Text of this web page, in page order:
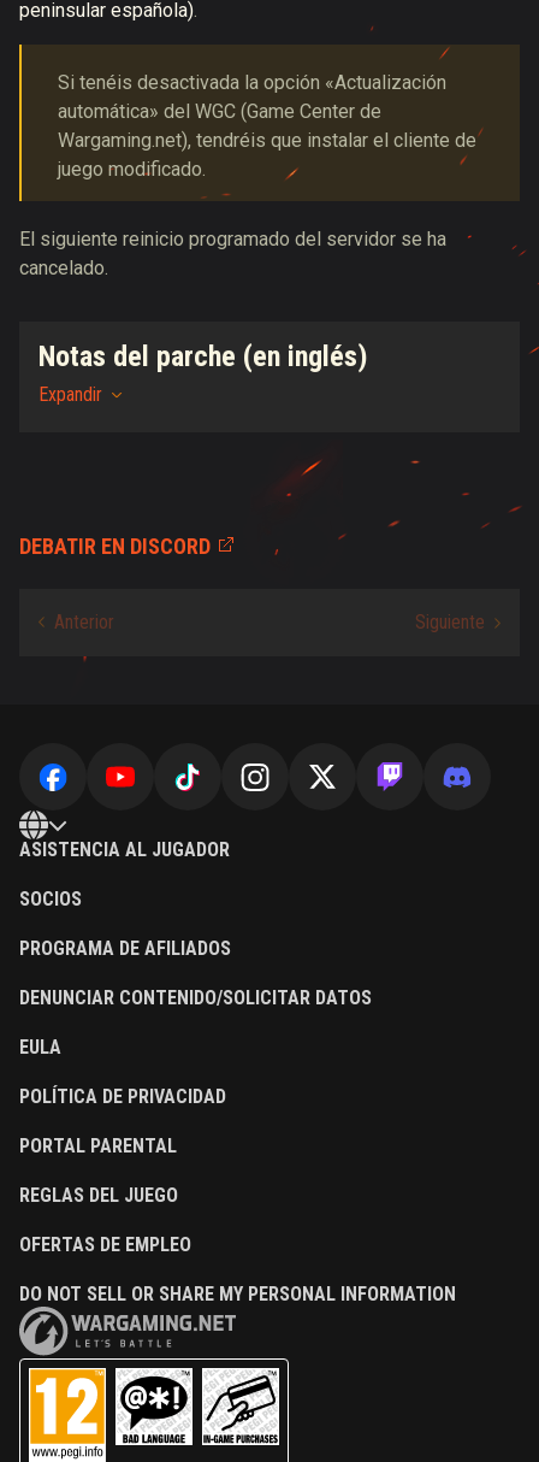
peninsular española).
Si tenéis desactivada la opción «Actualización
automática» del WGC (Game Center de
Wargaming.net), tendréis que instalar el cliente de
juego modificado.
El siguiente reinicio programado del servidor se ha
cancelado.
Notas del parche (en inglés)
Expandir
DEBATIR EN DISCORD
ASISTENCIA AL JUGADOR
SOCIOS
PROGRAMA DE AFILIADOS
DENUNCIAR CONTENIDO/SOLICITAR DATOS
EULA
POLÍTICA DE PRIVACIDAD
PORTAL PARENTAL
REGLAS DEL JUEGO
OFERTAS DE EMPLEO
DO NOT SELL OR SHARE MY PERSONAL INFORMATION